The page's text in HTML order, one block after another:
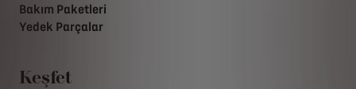
Bakım Paketleri
Yedek Parçalar
Keşfet